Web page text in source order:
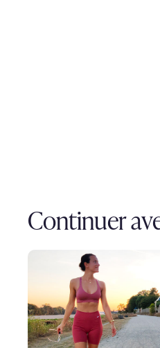
Continuer